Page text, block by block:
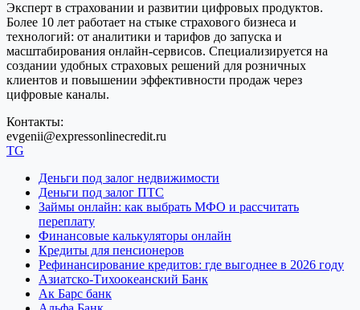
Эксперт в страховании и развитии цифровых продуктов.
Более 10 лет работает на стыке страхового бизнеса и
технологий: от аналитики и тарифов до запуска и
масштабирования онлайн-сервисов. Специализируется на
создании удобных страховых решений для розничных
клиентов и повышении эффективности продаж через
цифровые каналы.
Контакты:
evgenii@expressonlinecredit.ru
TG
Деньги под залог недвижимости
Деньги под залог ПТС
Займы онлайн: как выбрать МФО и рассчитать
переплату
Финансовые калькуляторы онлайн
Кредиты для пенсионеров
Рефинансирование кредитов: где выгоднее в 2026 году
Азиатско-Тихоокеанский Банк
Ак Барс банк